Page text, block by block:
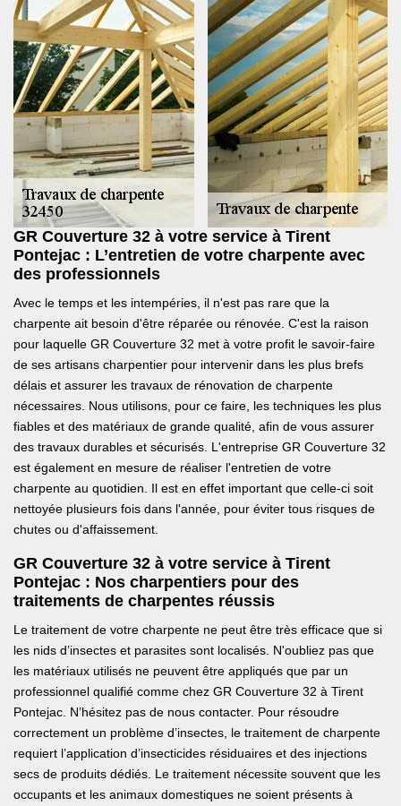
GR Couverture 32 à votre service à Tirent
Pontejac : L’entretien de votre charpente avec
des professionnels
Avec le temps et les intempéries, il n'est pas rare que la
charpente ait besoin d'être réparée ou rénovée. C'est la raison
pour laquelle GR Couverture 32 met à votre profit le savoir-faire
de ses artisans charpentier pour intervenir dans les plus brefs
délais et assurer les travaux de rénovation de charpente
nécessaires. Nous utilisons, pour ce faire, les techniques les plus
fiables et des matériaux de grande qualité, afin de vous assurer
des travaux durables et sécurisés. L'entreprise GR Couverture 32
est également en mesure de réaliser l'entretien de votre
charpente au quotidien. Il est en effet important que celle-ci soit
nettoyée plusieurs fois dans l'année, pour éviter tous risques de
chutes ou d'affaissement.
GR Couverture 32 à votre service à Tirent
Pontejac : Nos charpentiers pour des
traitements de charpentes réussis
Le traitement de votre charpente ne peut être très efficace que si
les nids d’insectes et parasites sont localisés. N'oubliez pas que
les matériaux utilisés ne peuvent être appliqués que par un
professionnel qualifié comme chez GR Couverture 32 à Tirent
Pontejac. N’hésitez pas de nous contacter. Pour résoudre
correctement un problème d’insectes, le traitement de charpente
requiert l’application d’insecticides résiduaires et des injections
secs de produits dédiés. Le traitement nécessite souvent que les
occupants et les animaux domestiques ne soient présents à